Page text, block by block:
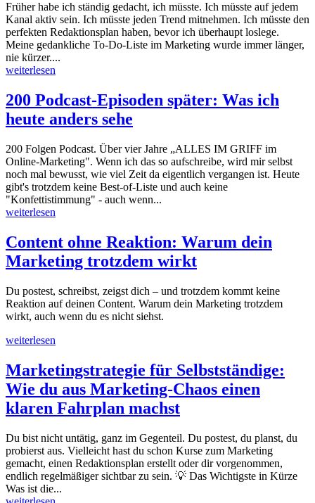
Früher habe ich ständig gedacht, ich müsste. Ich müsste auf jedem
Kanal aktiv sein. Ich müsste jeden Trend mitnehmen. Ich müsste den
perfekten Redaktionsplan haben, bevor ich überhaupt loslege.
Meine gedankliche To-Do-Liste im Marketing wurde immer länger,
nie kürzer....
weiterlesen
200 Podcast-Episoden später: Was ich
heute anders sehe
200 Folgen Podcast. Über vier Jahre „ALLES IM GRIFF im
Online-Marketing". Wenn ich das so aufschreibe, wird mir selbst
noch mal bewusst, wie viel Zeit da eigentlich vergangen ist. Heute
gibt's trotzdem keine Best-of-Liste und auch keine
"Konfettistimmung" - auch wenn...
weiterlesen
Content ohne Reaktion: Warum dein
Marketing trotzdem wirkt
Du postest, schreibst, zeigst dich – und trotzdem kommt keine
Reaktion auf deinen Content. Warum dein Marketing trotzdem
wirkt, auch wenn du es nicht siehst.
weiterlesen
Marketingstrategie für Selbstständige:
Wie du aus Marketing-Chaos einen
klaren Fahrplan machst
Du bist nicht untätig, ganz im Gegenteil. Du postest, du planst, du
probierst aus. Vielleicht hast du schon Kurse zum Marketing
gemacht, einen Redaktionsplan erstellt oder dir vorgenommen,
endlich regelmäßiger sichtbar zu sein. 💡 Das Wichtigste in Kürze
Was ist die...